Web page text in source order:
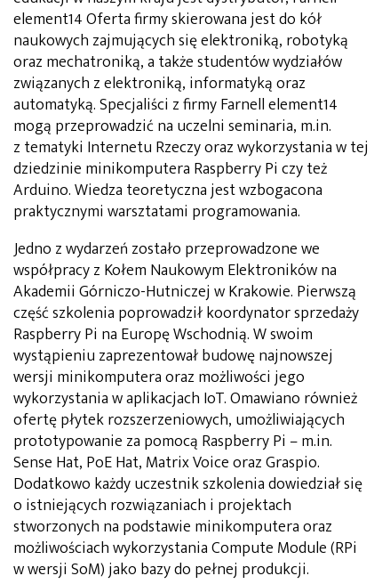
element14 Oferta firmy skierowana jest do kół
naukowych zajmujących się elektroniką, robotyką
oraz mechatroniką, a także studentów wydziałów
związanych z elektroniką, informatyką oraz
automatyką. Specjaliści z firmy Farnell element14
mogą przeprowadzić na uczelni seminaria, m.in.
z tematyki Internetu Rzeczy oraz wykorzystania w tej
dziedzinie minikomputera Raspberry Pi czy też
Arduino. Wiedza teoretyczna jest wzbogacona
praktycznymi warsztatami programowania.
Jedno z wydarzeń zostało przeprowadzone we
współpracy z Kołem Naukowym Elektroników na
Akademii Górniczo-Hutniczej w Krakowie. Pierwszą
część szkolenia poprowadził koordynator sprzedaży
Raspberry Pi na Europę Wschodnią. W swoim
wystąpieniu zaprezentował budowę najnowszej
wersji minikomputera oraz możliwości jego
wykorzystania w aplikacjach IoT. Omawiano również
ofertę płytek rozszerzeniowych, umożliwiających
prototypowanie za pomocą Raspberry Pi – m.in.
Sense Hat, PoE Hat, Matrix Voice oraz Graspio.
Dodatkowo każdy uczestnik szkolenia dowiedział się
o istniejących rozwiązaniach i projektach
stworzonych na podstawie minikomputera oraz
możliwościach wykorzystania Compute Module (RPi
w wersji SoM) jako bazy do pełnej produkcji.